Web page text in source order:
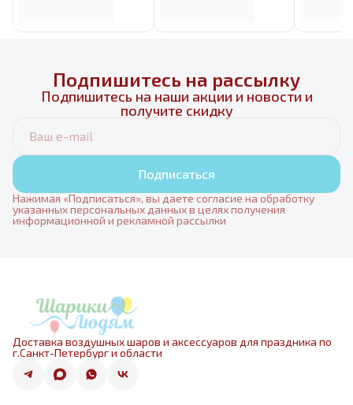
Подпишитесь на рассылку
Подпишитесь на наши акции и новости и
получите скидку
Подписаться
Нажимая «Подписаться», вы даете согласие на обработку
указанных персональных данных в целях получения
информационной и рекламной рассылки
Доставка воздушных шаров и аксессуаров для праздника по
г.Санкт-Петербург и области